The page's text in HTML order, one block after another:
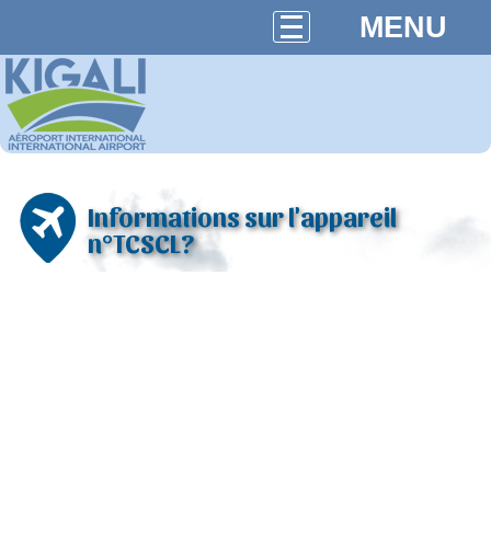
MENU
Informations sur l'appareil
n°TCSCL?